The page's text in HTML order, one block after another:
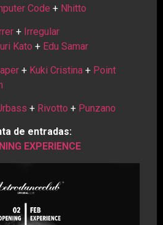
Code + Nhitto
+ Irregular
Kato + Edu Samar
+ Kuki Cristina + Point
+ Rivotto + Punzano
de entradas:
EXPERIENCE